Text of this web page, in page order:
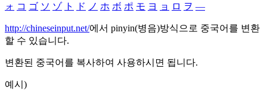
ォ コ ゴ ソ ゾ ト ド ノ ホ ボ ポ モ ヨ ョ ロ ヲ ―
http://chineseinput.net/에서 pinyin(병음)방식으로 중국어를 변환
할 수 있습니다.
변환된 중국어를 복사하여 사용하시면 됩니다.
예시)